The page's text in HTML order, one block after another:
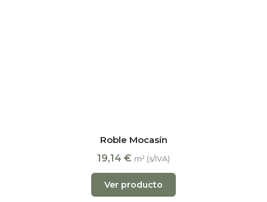
Roble Mocasín
19,14 € m² (s/IVA)
Ver producto